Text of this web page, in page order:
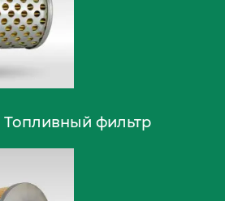
фильтр